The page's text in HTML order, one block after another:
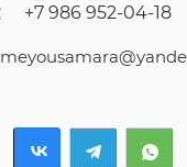
+7 986 952-04-18